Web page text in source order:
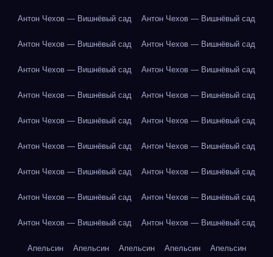
Антон Чехов — Вишнёвый сад Антон Чехов — Вишнёвый сад
Антон Чехов — Вишнёвый сад Антон Чехов — Вишнёвый сад
Антон Чехов — Вишнёвый сад Антон Чехов — Вишнёвый сад
Антон Чехов — Вишнёвый сад Антон Чехов — Вишнёвый сад
Антон Чехов — Вишнёвый сад Антон Чехов — Вишнёвый сад
Антон Чехов — Вишнёвый сад Антон Чехов — Вишнёвый сад
Антон Чехов — Вишнёвый сад Антон Чехов — Вишнёвый сад
Антон Чехов — Вишнёвый сад Антон Чехов — Вишнёвый сад
Антон Чехов — Вишнёвый сад Антон Чехов — Вишнёвый сад
Апельсин Апельсин Апельсин Апельсин Апельсин